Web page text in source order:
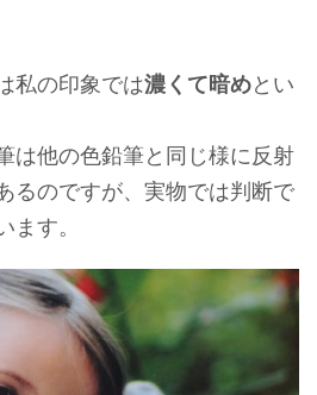
私の印象では濃くて暗めとい
は他の色鉛筆と同じ様に反射
るのですが、実物では判断で
ます。